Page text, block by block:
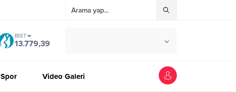
BIST
13.779,39
Spor Video Galeri